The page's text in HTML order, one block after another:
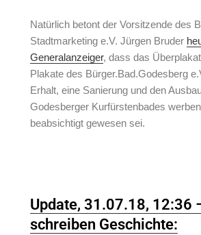
Natürlich betont der Vorsitzende des
Stadtmarketing e.V. Jürgen Bruder
Generalanzeiger, dass das
Plakate des Bürger.Bad.Godesberg
Erhalt, eine Sanierung und den
Godesberger Kurfürstenbades
beabsichtigt gewesen sei.
Update, 31.07.18, 12:36
schreiben Geschichte: